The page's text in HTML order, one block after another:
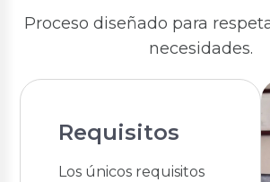
Proceso diseñado para
necesidades.
Requisitos
Los únicos requisitos